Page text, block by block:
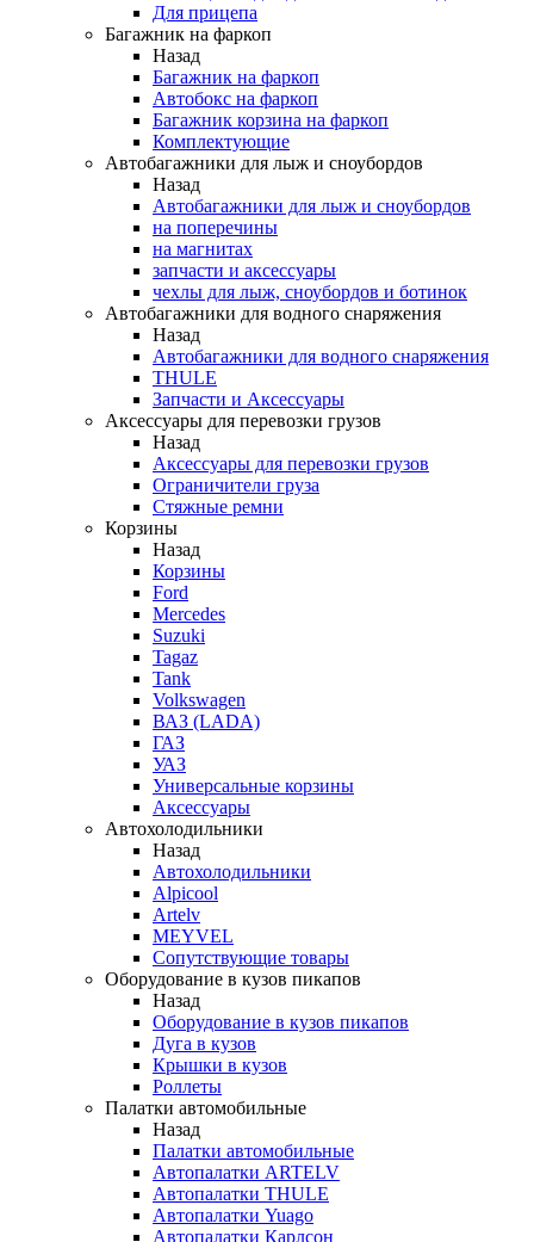
Для прицепа
Багажник на фаркоп
Назад
Багажник на фаркоп
Автобокс на фаркоп
Багажник корзина на фаркоп
Комплектующие
Автобагажники для лыж и сноубордов
Назад
Автобагажники для лыж и сноубордов
на поперечины
на магнитах
запчасти и аксессуары
чехлы для лыж, сноубордов и ботинок
Автобагажники для водного снаряжения
Назад
Автобагажники для водного снаряжения
THULE
Запчасти и Аксессуары
Аксессуары для перевозки грузов
Назад
Аксессуары для перевозки грузов
Ограничители груза
Стяжные ремни
Корзины
Назад
Корзины
Ford
Mercedes
Suzuki
Tagaz
Tank
Volkswagen
ВАЗ (LADA)
ГАЗ
УАЗ
Универсальные корзины
Аксессуары
Автохолодильники
Назад
Автохолодильники
Alpicool
Artelv
MEYVEL
Сопутствующие товары
Оборудование в кузов пикапов
Назад
Оборудование в кузов пикапов
Дуга в кузов
Крышки в кузов
Роллеты
Палатки автомобильные
Назад
Палатки автомобильные
Автопалатки ARTELV
Автопалатки THULE
Автопалатки Yuago
Автопалатки Карлсон